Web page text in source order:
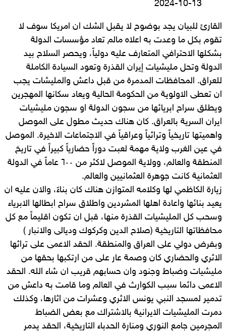
2024-10-13
القارئ للبيان يجد بوضوح لا يقبل الشك ان امريكا سوف لا
تقوم بكل ما وعدت به اعلاه مالم تعاد مؤسسات الدولة
بشكلها الاحترافي المتعارف عليه دولياً، ويحصر السلاح بيد
الدولة وتحل مليشيات إيران القذرة وتعود السيادة الكاملة
للعراق. المحافظات المدمرة من قبل داعش والمليشات يجب
ان تعطى الاولوية من الحكومة الحالية ويعاد سكانها المهجرين
ويطلق سراح ابريائها من سجون الدولة او سجون مليشيات
ايران السرية بالعراق. كان هناك حديث مطول على الموصل
واهميتها تاريخياً وتراثياً وعراقياً في الاجتماعات الاخيرة. الموصل
في عين الغرب ولاية مهمة لعبت دوراً حضارياً كبيراً في تاريخ
المنطقة والعالم، وولاية الموصل لاكثر من ٦٠٠ عاماً في الدولة
العثمانية كانت جوهرة العثمانيين والعالم.
زيارة الكاظمي لها وكلامه المتوازن هناك كان بناءً، والان عليه ان
يعيد بنائها واعادة اهلها المشردين واطلاق سراح ابطالها الابرياء
وسحب كل المليشيات القذرة منها، قبل ان تكون اقليماً مع كل
محافظاتها التاريخية (صلاح الدين وكركوك وديالى والانبار )
وبفرض دولي على العراق والمنطقة. الحقد الاعمى على تراثها
الاثري والحضاري كان وصمة عار على من ارتكبها بحقها من
مليشيات وضباط وجنود وان حسابهم قريب ان شاء الله. الحقد
الاعمى دائما سبب الكوارث في العالم وما قامت به داعش من
تدمير لمسجد النبي يونس الاثري وعشرات من اثارها، وكذلك
دمرت المليشيات الايرانية بالاشتراك مع بعض الضباط
المجرمين جامع النوري ومنارة الحدباء التاريخية، الحقد يدمر